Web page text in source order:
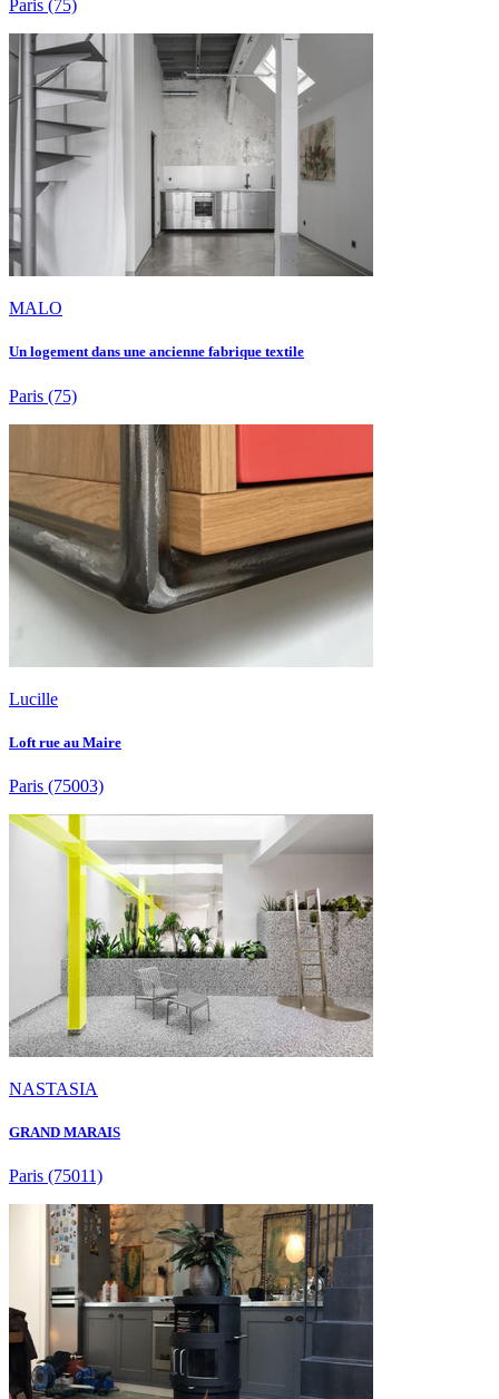
Paris (75)
MALO
Un logement dans une ancienne fabrique textile
Paris (75)
Lucille
Loft rue au Maire
Paris (75003)
NASTASIA
GRAND MARAIS
Paris (75011)